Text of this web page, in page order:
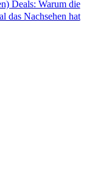
Deals: Warum die
das Nachsehen hat